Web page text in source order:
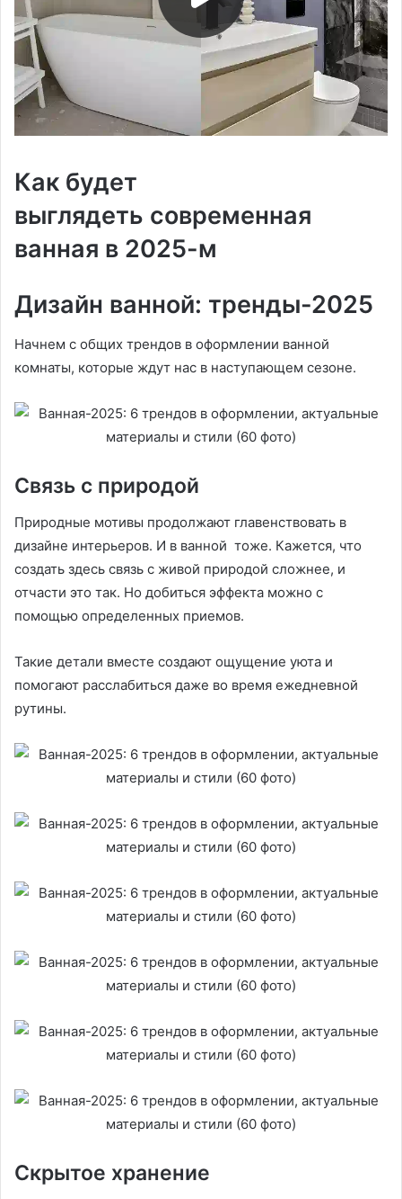
Как будет
выглядеть современная
ванная в 2025-м
Дизайн ванной: тренды-2025
Начнем с общих трендов в оформлении ванной
комнаты, которые ждут нас в наступающем сезоне.
Связь с природой
Природные мотивы продолжают главенствовать в
дизайне интерьеров. И в ванной тоже. Кажется, что
создать здесь связь с живой природой сложнее, и
отчасти это так. Но добиться эффекта можно с
помощью определенных приемов.
Такие детали вместе создают ощущение уюта и
помогают расслабиться даже во время ежедневной
рутины.
Скрытое хранение